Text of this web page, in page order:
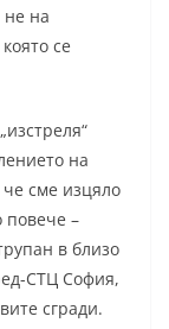
не на
се
на
сме изцяло
повече –
в близо
СТЦ София,
сгради.